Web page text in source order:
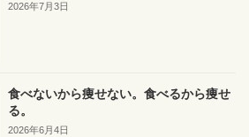
2026年7月3日
食べないから痩せない。食べるから痩せ
る。
2026年6月4日